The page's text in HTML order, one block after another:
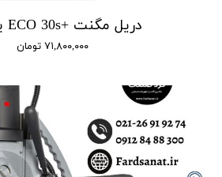
دریل مگنت +ECO 30s یوروبور
۷۱,۸۰۰,۰۰۰ تومان